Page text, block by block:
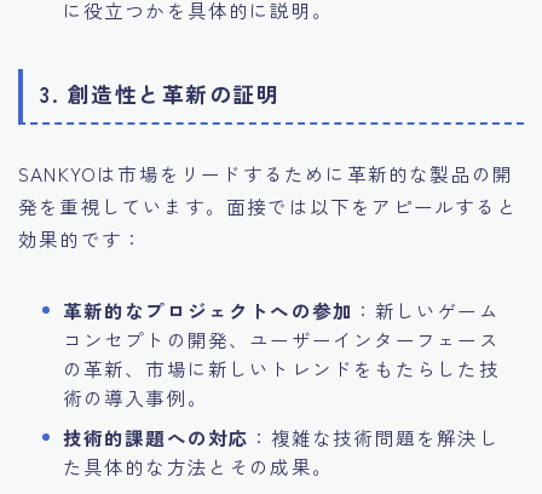
に役立つかを具体的に説明。
3. 創造性と革新の証明
SANKYOは市場をリードするために革新的な製品の開
発を重視しています。面接では以下をアピールすると
効果的です：
革新的なプロジェクトへの参加 ：新しいゲーム
コンセプトの開発、ユーザーインターフェース
の革新、市場に新しいトレンドをもたらした技
術の導入事例。
技術的課題への対応 ：複雑な技術問題を解決し
た具体的な方法とその成果。